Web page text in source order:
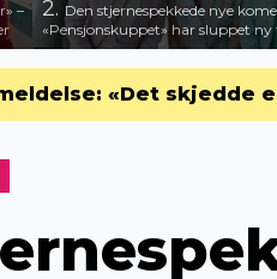
–
2. Den stjernespekkede nye
«Pensjonskuppet» har sluppet ny
«Det skjedde